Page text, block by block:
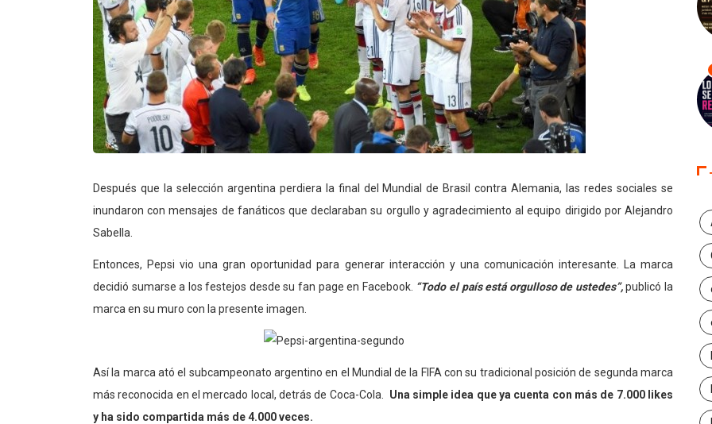
Después que la selección argentina perdiera la final del Mundial de Brasil contra Alemania, las redes sociales se
inundaron con mensajes de fanáticos que declaraban su orgullo y agradecimiento al equipo dirigido por Alejandro
Sabella.
Entonces, Pepsi vio una gran oportunidad para generar interacción y una comunicación interesante. La marca
decidió sumarse a los festejos desde su fan page en Facebook. “Todo el país está orgulloso de ustedes”,publicó la
marca en su muro con la presente imagen.
Así la marca ató el subcampeonato argentino en el Mundial de la FIFA con su tradicional posición de segunda marca
más reconocida en el mercado local, detrás de Coca-Cola. Una simple idea que ya cuenta con más de 7.000 likes
y ha sido compartida más de 4.000 veces.